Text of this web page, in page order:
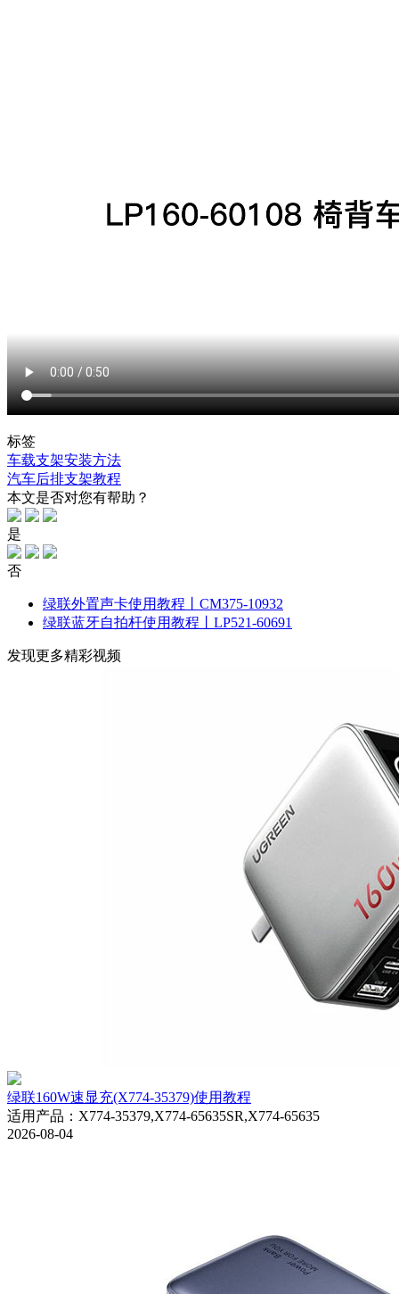
标签
车载支架安装方法
汽车后排支架教程
本文是否对您有帮助？
是
否
绿联外置声卡使用教程丨CM375-10932
绿联蓝牙自拍杆使用教程丨LP521-60691
发现更多精彩视频
绿联160W速显充(X774-35379)使用教程
适用产品 ： X774-35379,X774-65635SR,X774-65635
2026-08-04